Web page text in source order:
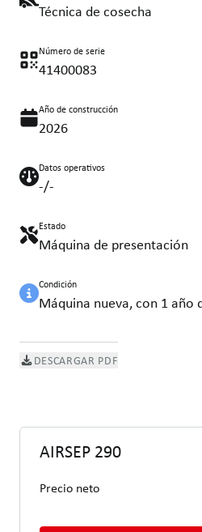
Técnica de cosecha
Número de serie
41400083
Año de construcción
2026
Datos operativos
-/-
Estado
Máquina de presentación
Condición
Máquina nueva, con 1 año
DESCARGAR PDF
AIRSEP 290
Precio neto